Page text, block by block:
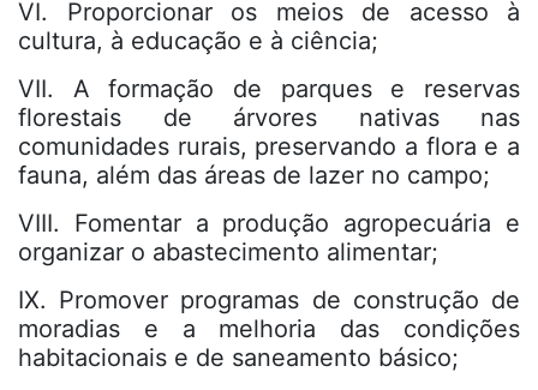
VI. Proporcionar os meios de acesso à
cultura, à educação e à ciência;
VII. A formação de parques e reservas
florestais de árvores nativas nas
comunidades rurais, preservando a flora e a
fauna, além das áreas de lazer no campo;
VIII. Fomentar a produção agropecuária e
organizar o abastecimento alimentar;
IX. Promover programas de construção de
moradias e a melhoria das condições
habitacionais e de saneamento básico;